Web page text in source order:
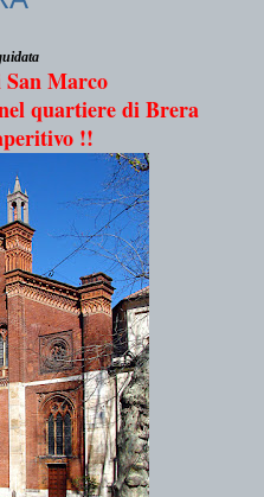
Marco
quartiere di Brera
!!